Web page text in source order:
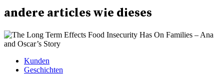
andere articles wie dieses
Kunden
Geschichten